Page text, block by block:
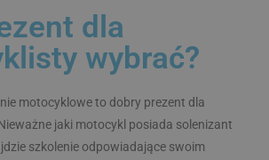
dla
wybrać?
motocyklowe to dobry prezent dla
jaki motocykl posiada solenizant
szkolenie odpowiadające swoim